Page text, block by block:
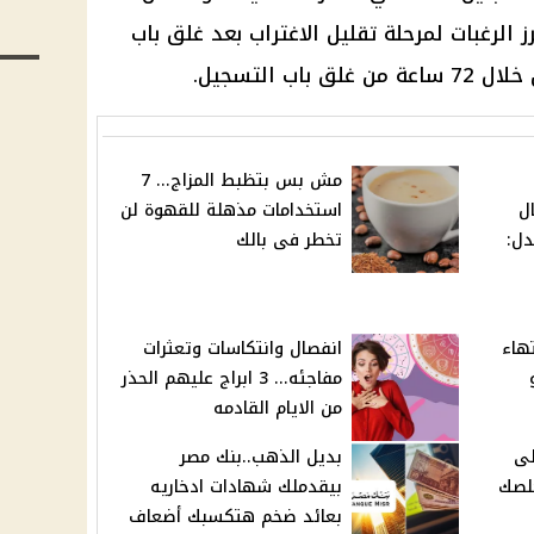
لمرحلة تقليل الاغتراب بعد غلق باب
مش بس بتظبط المزاج... 7
استخدامات مذهلة للقهوة لن
تخطر فى بالك
انفصال وانتكاسات وتعثرات
مفاجئه... 3 ابراج عليهم الحذر
من الايام القادمه
بديل الذهب..بنك مصر
بيقدملك شهادات ادخاريه
بعائد ضخم هتكسبك أضعاف